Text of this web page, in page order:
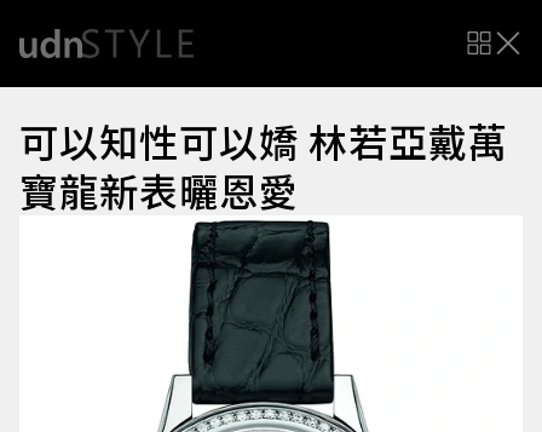
可以知性可以嬌 林若亞戴萬
寶龍新表曬恩愛